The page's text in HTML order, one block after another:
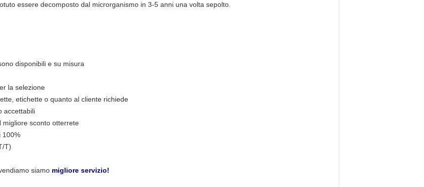
essere decomposto dal microrganismo in 3-5 anni una volta sepolto.
disponibili e su misura
la selezione
etichette o quanto al cliente richiede
accettabili
migliore sconto otterrete
100%
T)
siamo migliore servizio!